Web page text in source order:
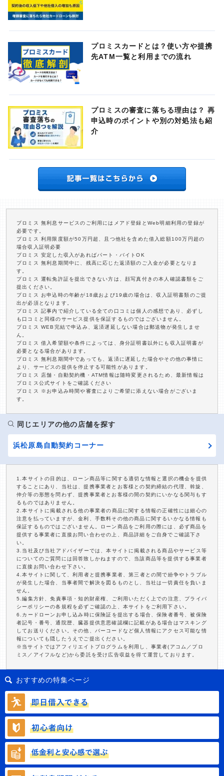
プロミスカードとは？使い方や提携
先ATM一覧と利用までの流れ
プロミスの審査に落ちる理由は？ 再
申込時のポイントや別の対処法も紹
介
プロミス 無利息サービスのご利用にはメアド登録とWeb明細利用の登録が
必要です。
プロミス 利用限度額が50万円超、且つ他社を含めた借入総額100万円超の
場合収入証明必要
プロミス 安定した収入があればパート・バイトOK
プロミス 無利息期間中に、残高に応じた返済額のご入金が必要となりま
す。
プロミス 運転免許証を提出できない方は、顔写真付きの本人確認書類をご
提出ください。
プロミス お申込時の年齢が18歳および19歳の場合は、収入証明書類のご提
出が必須となります。
プロミス 記事内で紹介している全ての口コミは個人の感想であり、必ずし
も口コミと同様のサービス提供を保証するものではございません。
プロミス WEB完結で申込み、返済遅延しない場合は郵送物が発生しませ
ん。
プロミス 借入希望額や条件によっては、身分証明書以外にも収入証明書が
必要となる場合があります。
プロミス 無利息期間中であっても、返済に遅延した場合やその他の事情に
より、サービスの提供を停止する可能性があります。
プロミス 店舗・自動契約機・ATM情報は随時変更されるため、最新情報は
プロミス公式サイトをご確認ください
プロミス ※お申込み時間や審査によりご希望に添えない場合がございま
す。
同じエリアの他の店舗を探す
浜松原島自動契約コーナー
1.本サイトの目的は、ローン商品等に関する適切な情報と選択の機会を提供
することにあり、当社は、提携事業者とお客様との契約締結の代理、斡旋、
仲介等の形態を問わず、提携事業者とお客様の間の契約にいかなる関与もす
るものではありません。
2.本サイトに掲載される他の事業者の商品に関する情報の正確性には細心の
注意を払っていますが、金利、手数料その他の商品に関するいかなる情報も
保証するものではございません。ローン商品をご利用の際には、必ず商品を
提供する事業者に直接お問い合わせの上、商品詳細をご自身でご確認下さ
い。
3.当社及び当社アドバイザーでは、本サイトに掲載される商品やサービス等
についてのご質問には回答致しかねますので、当該商品等を提供する事業者
に直接お問い合わせ下さい。
4.本サイトに関して、利用者と提携事業者、第三者との間で紛争やトラブル
が発生した場合、当事者間で解決を図るものとし、当社は一切責任を負いま
せん。
5.編集方針、免責事項・知的財産権、ご利用いただく上での注意、プライバ
シーポリシーの各規程を必ずご確認の上、本サイトをご利用下さい。
6.カードローンお申し込み時に保険証を提出する場合、保険者番号、被保険
者記号・番号、通院歴、臓器提供意思確認欄に記載がある場合はマスキング
してお送りください。その他、バーコードなど個人情報にアクセス可能な情
報についても隠したうえでご提出ください。
※当サイトではアフィリエイトプログラムを利用し、事業者(アコム／プロ
ミス／アイフルなど)から委託を受け広告収益を得て運営しております。
おすすめの特集ページ